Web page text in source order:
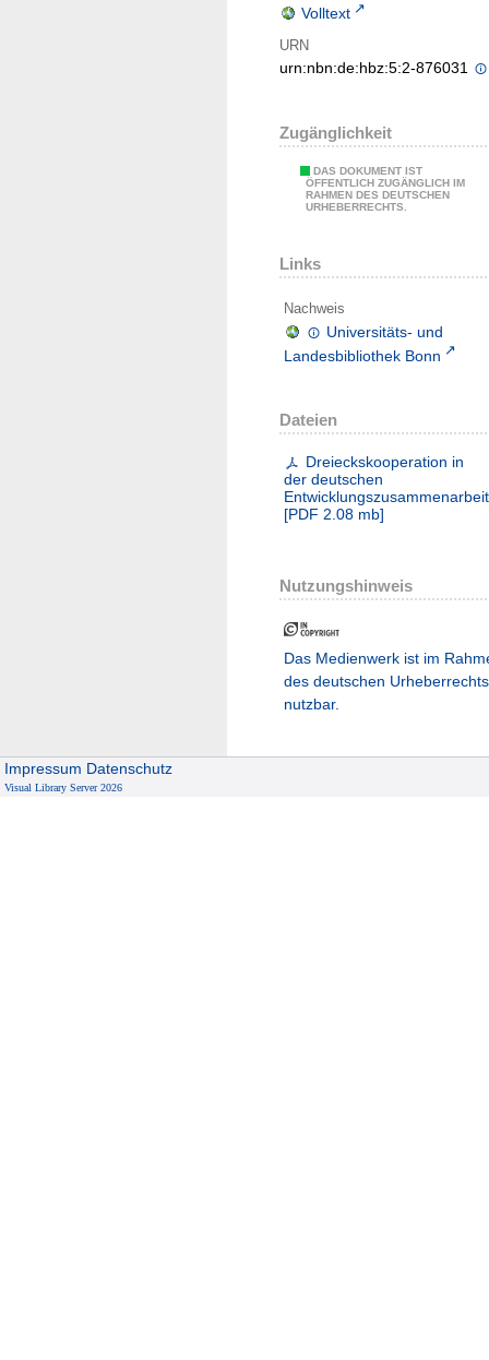
Volltext
URN
urn:nbn:de:hbz:5:2-876031
Zugänglichkeit
DAS DOKUMENT IST
ÖFFENTLICH ZUGÄNGLICH IM
RAHMEN DES DEUTSCHEN
URHEBERRECHTS.
Links
Nachweis
Universitäts- und
Landesbibliothek Bonn
Dateien
Dreieckskooperation in
der deutschen
Entwicklungszusammenarbeit
[PDF 2.08 mb]
Nutzungshinweis
Das Medienwerk ist im
des deutschen Urheberrechts
nutzbar.
Impressum Datenschutz
Visual Library Server 2026